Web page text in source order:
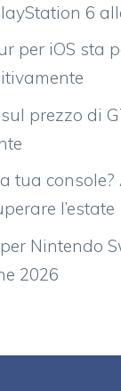
6
per iOS sta
prezzo di
tua console?
l’estate
Nintendo
2026